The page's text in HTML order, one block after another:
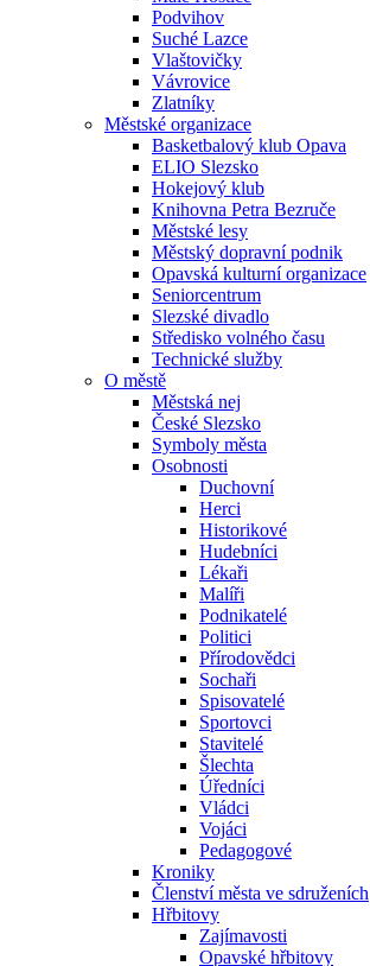
Podvihov
Suché Lazce
Vlaštovičky
Vávrovice
Zlatníky
Městské organizace
Basketbalový klub Opava
ELIO Slezsko
Hokejový klub
Knihovna Petra Bezruče
Městské lesy
Městský dopravní podnik
Opavská kulturní organizace
Seniorcentrum
Slezské divadlo
Středisko volného času
Technické služby
O městě
Městská nej
České Slezsko
Symboly města
Osobnosti
Duchovní
Herci
Historikové
Hudebníci
Lékaři
Malíři
Podnikatelé
Politici
Přírodovědci
Sochaři
Spisovatelé
Sportovci
Stavitelé
Šlechta
Úředníci
Vládci
Vojáci
Pedagogové
Kroniky
Členství města ve sdruženích
Hřbitovy
Zajímavosti
Opavské hřbitovy